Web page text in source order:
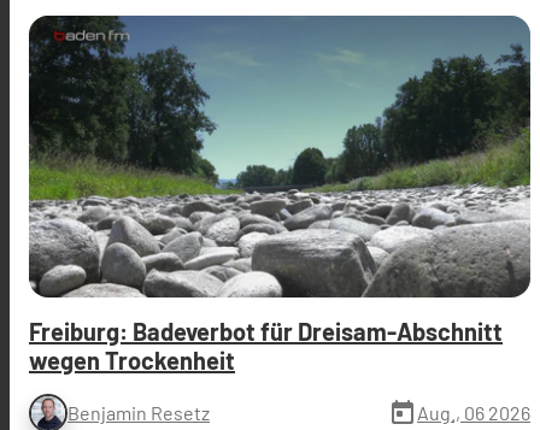
Freiburg: Badeverbot für Dreisam-Abschnitt
wegen Trockenheit
Benjamin Resetz today Aug., 06 2026